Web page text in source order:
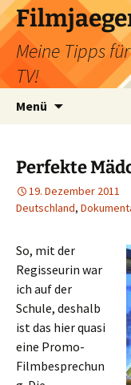
Meine Tipps
TV!
Menü
Perfekte
19. Dezember 2011
Deutschland,
So, mit der
Regisseurin war
ich auf der
Schule, deshalb
ist das hier quasi
eine Promo-
Filmbesprechun